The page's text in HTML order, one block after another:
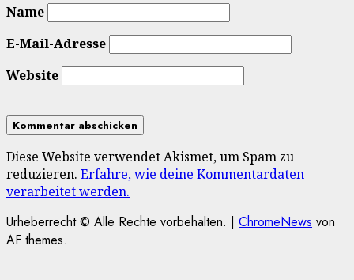
Name
E-Mail-Adresse
Website
Diese Website verwendet Akismet, um Spam zu
reduzieren. Erfahre, wie deine Kommentardaten
verarbeitet werden.
Urheberrecht © Alle Rechte vorbehalten. | ChromeNews von
AF themes.